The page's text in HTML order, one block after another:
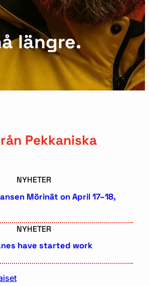
längre.
Pekkaniska
NYHETER
Mörinät on April 17–18,
NYHETER
have started work